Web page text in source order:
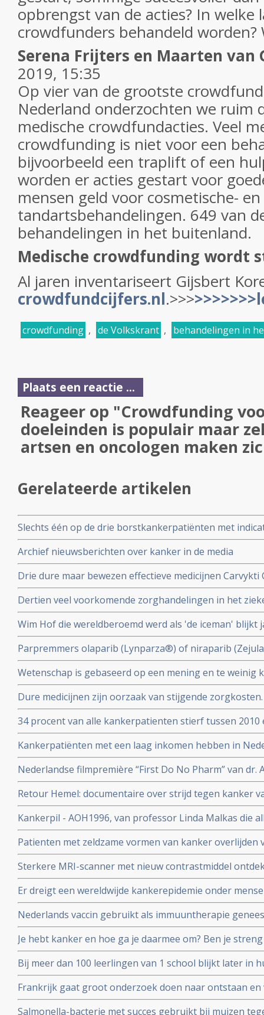
opbrengst van de acties? In welke
crowdfunders behandeld
Serena Frijters en Maarten van
2019, 15:35
Op vier van de grootste
Nederland onderzochten we ruim
medische crowdfundacties. Veel
crowdfunding is niet voor een
bijvoorbeeld een traplift of een
worden er acties gestart voor
mensen geld voor cosmetische- en
tandartsbehandelingen. 649 van
behandelingen in het buitenland.
Medische crowdfunding wordt
Al jaren inventariseert Gijsbert
crowdfundcijfers.nl.>>>
crowdfunding , de Volkskrant , behandelingen in
Plaats een reactie ...
Reageer op "Crowdfunding
doeleinden is populair maar
artsen en oncologen maken
Gerelateerde artikelen
Slechts één op de drie borstkankerpatiënten met
genprofieltest die onnodige chemotherapie kan
Archief nieuwsberichten over kanker in de media
Drie dure maar bewezen effectieve medicijnen
Enhertu Trastuzumab Deruxtecan en Xenpozyme
uit het basispakket omdat ze te duur zijn
Dertien veel voorkomende zorghandelingen in het
uit de richtlijnen omdat de effectiviteit niet bewezen is.
Wim Hof die wereldberoemd werd als 'de iceman' blijkt
geterroriseerd te hebben en wordt beschuldigd door
huiselijk geweld
Parpremmers olaparib (Lynparza®) of niraparib
borstkanker worden gedeeltelijk uit basisverzekering
Nederland
Wetenschap is gebaseerd op een mening en te weinig
collega's n.a.v. 30 diepte interviews met hoogleraren,
postdocs, assistenten in opleiding (PhD’ers) en
Dure medicijnen zijn oorzaak van stijgende
opsporingstechnieken zorgt voor meer
IKNL en RIVM
34 procent van alle kankerpatienten stierf tussen 2010
diagnose. Toch spreekt Integraal Kankercentrum
verbetering
Kankerpatiënten met een laag inkomen hebben in
aan de ziekte te overlijden dan welvarende patiënten.
het Integraal Kankercentrum Nederland
Nederlandse filmpremière “First Do No Pharm” van
november 2024
Retour Hemel: documentaire over strijd tegen kanker
prostaatkanker heeft.
Kankerpil - AOH1996, van professor Linda Malkas die
vernietigen is aan eerste patient gegeven in fase I
Patienten met zeldzame vormen van kanker overlijden
diagnose in vergelijking met veel voorkomende
kunnen vinden van gespecialiseerde behandelcentra
Sterkere MRI-scanner met nieuw contrastmiddel
prostaatkanker in lymfklieren tot op 1 mm
aan Radboud universiteit.
Er dreigt een wereldwijde kankerepidemie onder
aantal darmkankerpatienten stijgt enorm blijkt uit
corona vaccins?
Nederlands vaccin gebruikt als immuuntherapie
osteacarcinoom en honden met blaaskanker reageren
richt op het eiwit vimentine
Je hebt kanker en hoe ga je daarmee om? Ben je
anderen die het moeilijk hebben? Kennislink
Bij meer dan 100 leerlingen van 1 school blijkt later in
van een hersentumor voor te komen. Oorzaak is nog
Frankrijk gaat groot onderzoek doen naar ontstaan
endometriose met een nationaal plan van aanpak.
Salmonella-bacterie met succes gebruikt bij muizen